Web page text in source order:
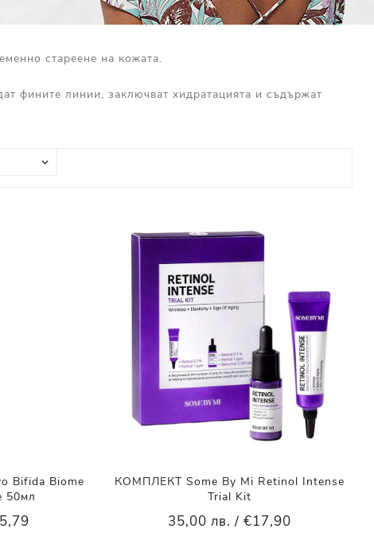
стареене на кожата.
фините линии, заключват хидратацията и съдържат
Bifida Biome
50мл
КОМПЛЕКТ Some By Mi Retinol Intense
Trial Kit
35,00 лв. / €17,90